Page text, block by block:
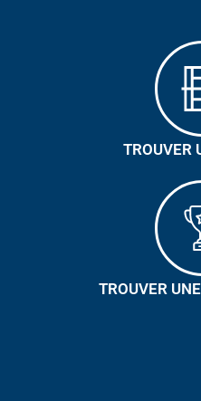
TROUVER
TROUVER